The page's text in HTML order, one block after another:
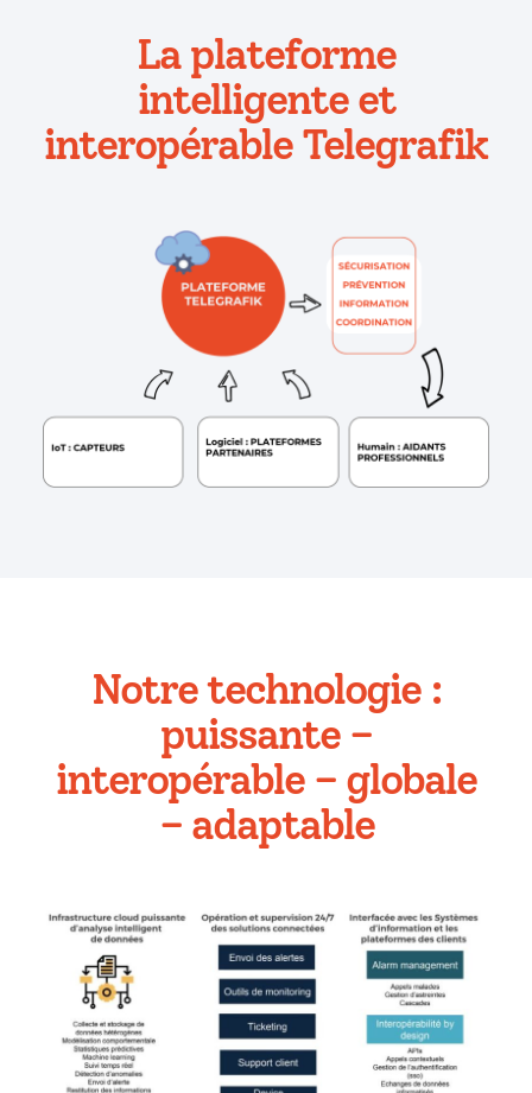
La plateforme
intelligente et
interopérable Telegrafik
Notre technologie :
puissante –
interopérable – globale
– adaptable